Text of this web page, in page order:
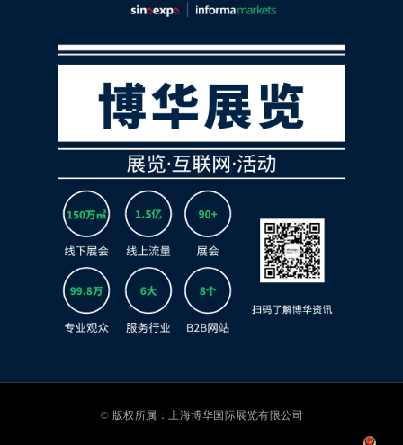
© 版权所属：上海博华国际展览有限公司